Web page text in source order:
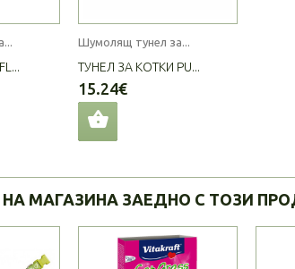
Шумолящ тунел за...
ТУНЕЛ ЗА КОТКИ PU...
15.24€
МАГАЗИНА ЗАЕДНО С ТОЗИ